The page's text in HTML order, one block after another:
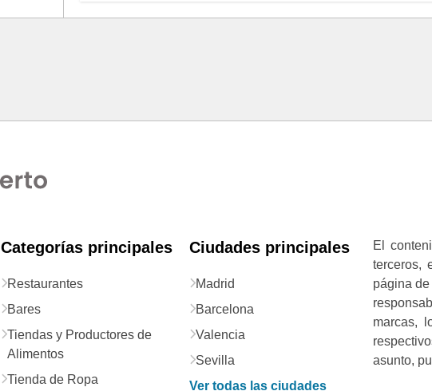
Categorías principales
Restaurantes
Bares
Tiendas y Productores de
Alimentos
Tienda de Ropa
Ciudades principales
Madrid
Barcelona
Valencia
Sevilla
Ver todas las ciudades
El
terceros,
página
marcas,
asunto,